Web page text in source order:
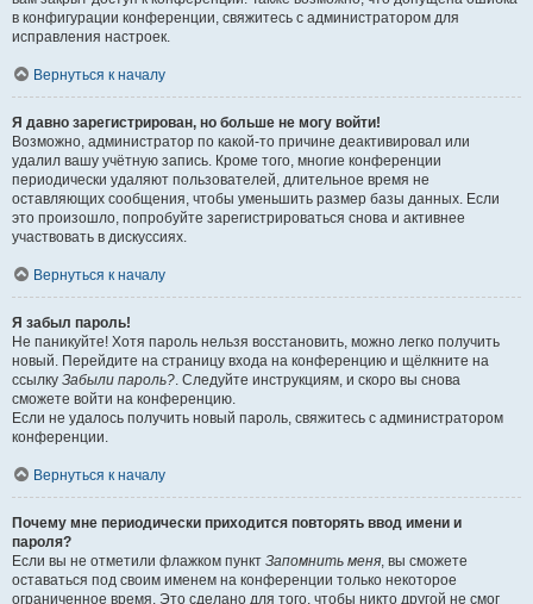
в конфигурации конференции, свяжитесь с администратором для
исправления настроек.
Вернуться к началу
Я давно зарегистрирован, но больше не могу войти!
Возможно, администратор по какой-то причине деактивировал или
удалил вашу учётную запись. Кроме того, многие конференции
периодически удаляют пользователей, длительное время не
оставляющих сообщения, чтобы уменьшить размер базы данных. Если
это произошло, попробуйте зарегистрироваться снова и активнее
участвовать в дискуссиях.
Вернуться к началу
Я забыл пароль!
Не паникуйте! Хотя пароль нельзя восстановить, можно легко получить
новый. Перейдите на страницу входа на конференцию и щёлкните на
ссылку Забыли пароль?. Следуйте инструкциям, и скоро вы снова
сможете войти на конференцию.
Если не удалось получить новый пароль, свяжитесь с администратором
конференции.
Вернуться к началу
Почему мне периодически приходится повторять ввод имени и
пароля?
Если вы не отметили флажком пункт Запомнить меня, вы сможете
оставаться под своим именем на конференции только некоторое
ограниченное время. Это сделано для того, чтобы никто другой не смог